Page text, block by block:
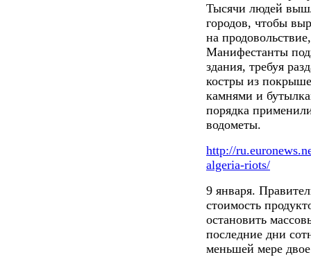
Тысячи людей
городов, чтобы
на
Манифестанты
здания, требуя
костры из
камнями и
порядка
водометы.
http://
algeria-riots/
9 января.
стоимость
остановить
последние дни
меньшей мере